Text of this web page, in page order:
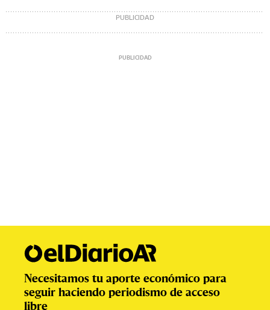
Necesitamos tu aporte económico para
seguir haciendo periodismo de acceso
libre